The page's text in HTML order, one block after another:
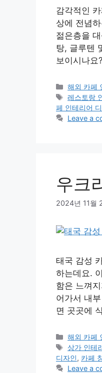
감각적인
상에 전념
젊은층을
탕, 글루텐
보이시나
해외 카페
Tags
레스토랑
페 인테리어
Leave a
우크
2024년 11월
태국 감성
하는데요.
함은 느껴
어가서 내
면 곳곳에
해외 카페
Tags
상가 인테
디자인, 카페
Leave a